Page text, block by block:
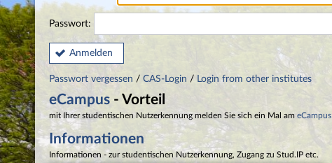
Passwort:
Anmelden
Passwort vergessen / CAS-Login / Login from other institutes
eCampus - Vorteil
mit Ihrer studentischen Nutzerkennung melden Sie sich ein Mal am eCampus
Informationen
Informationen - zur studentischen Nutzerkennung, Zugang zu Stud.IP etc.